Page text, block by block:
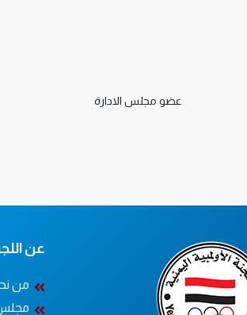
عضو مجلس الادارة
عن
من
مجلس